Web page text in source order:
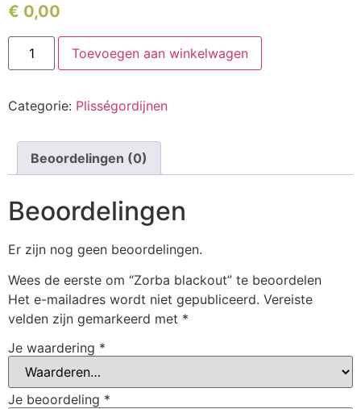
€ 0,00
Toevoegen aan winkelwagen
Categorie: Plisségordijnen
Beoordelingen (0)
Beoordelingen
Er zijn nog geen beoordelingen.
Wees de eerste om “Zorba blackout” te beoordelen
Het e-mailadres wordt niet gepubliceerd. Vereiste
velden zijn gemarkeerd met *
Je waardering *
Je beoordeling *